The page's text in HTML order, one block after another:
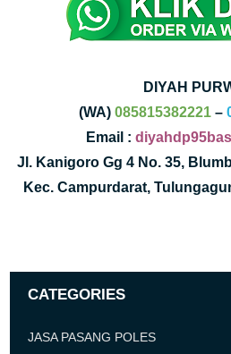
DIYAH
(WA) 085815382221–
Email :
Jl. Kanigoro Gg 4 No. 35,
Kec. Campurdarat,
CATEGORIES
JASA PASANG POLES